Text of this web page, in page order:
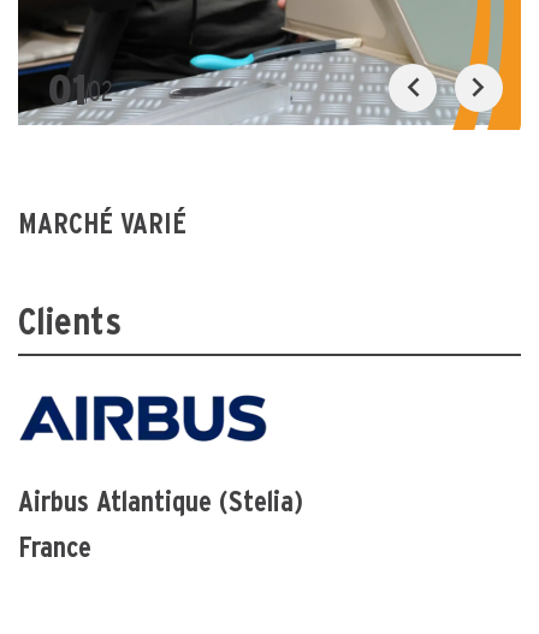
0102
MARCHÉ VARIÉ
Clients
Airbus Atlantique (Stelia)
France